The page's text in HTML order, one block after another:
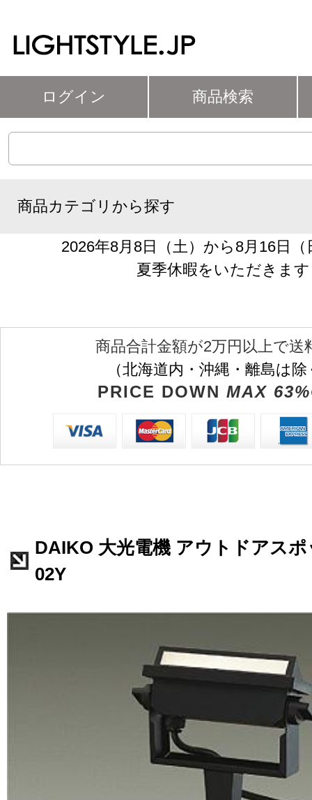
ログイン 商品検索
商品カテゴリから探す
2026年8月8日（土）から8月16日
夏季休暇をいただきます
商品合計金額が2万円以上で送
（北海道内・沖縄・離島は
PRICE DOWN MAX
DAIKO 大光電機 アウトドアス
02Y